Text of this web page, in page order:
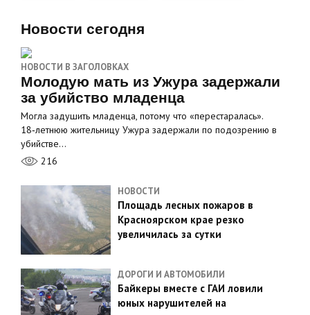
Новости сегодня
НОВОСТИ В ЗАГОЛОВКАХ
Молодую мать из Ужура задержали
за убийство младенца
Могла задушить младенца, потому что «перестаралась».
18‑летнюю жительницу Ужура задержали по подозрению в
убийстве…
216
НОВОСТИ
Площадь лесных пожаров в
Красноярском крае резко
увеличилась за сутки
ДОРОГИ И АВТОМОБИЛИ
Байкеры вместе с ГАИ ловили
юных нарушителей на